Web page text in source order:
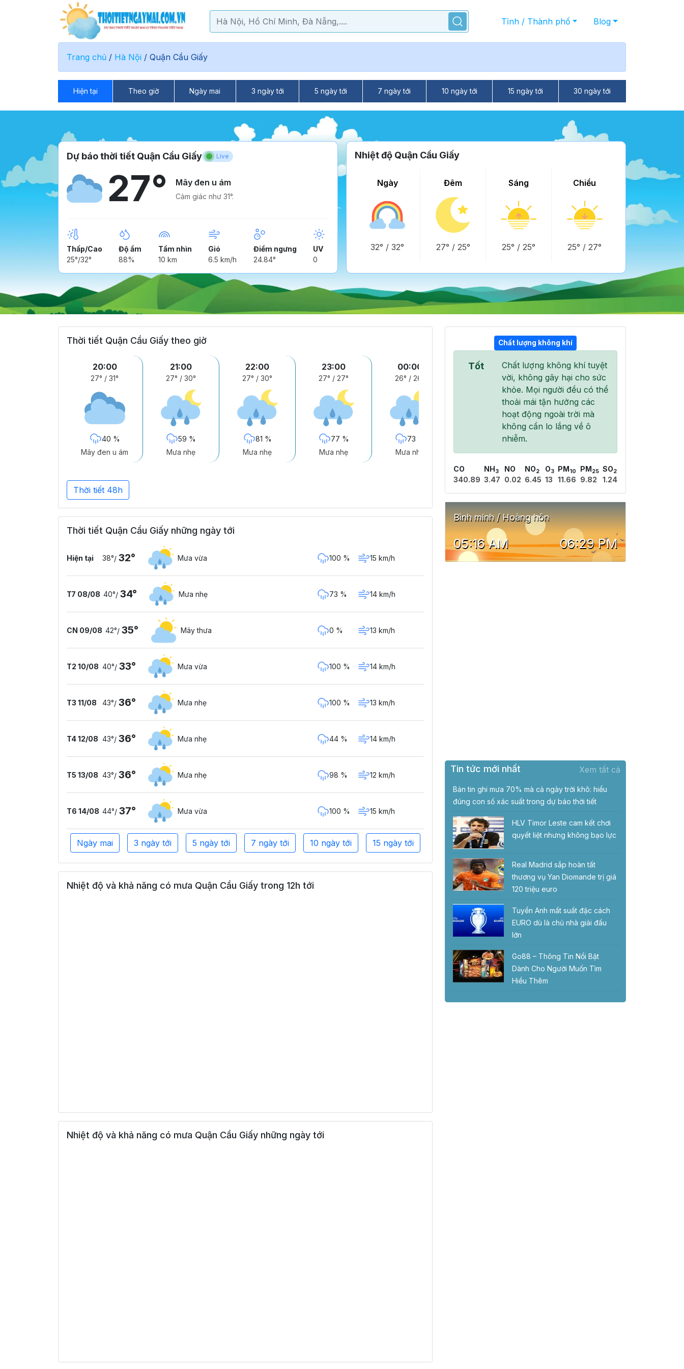
Tỉnh / Thành phố Blog
Trang chủ / Hà Nội / Quận Cầu Giấy
Hiện tại Theo giờ Ngày mai 3 ngày tới 5 ngày tới 7 ngày tới 10 ngày tới 15 ngày tới 30 ngày tới
Dự báo thời tiết Quận Cầu Giấy Live
27° Mây đen u ám
Cảm giác như 31°.
Thấp/Cao
25°/32°
Độ ẩm
88%
Tầm nhìn
10 km
Gió
6.5 km/h
Điểm ngưng
24.84°
UV
0
Nhiệt độ Quận Cầu Giấy
Ngày
32° / 32°
Đêm
27° / 25°
Sáng
25° / 25°
Chiều
25° / 27°
Thời tiết Quận Cầu Giấy theo giờ
20:00
27° / 31°
40 %
Mây đen u ám
21:00
27° / 30°
59 %
Mưa nhẹ
22:00
27° / 30°
81 %
Mưa nhẹ
23:00
27° / 27°
77 %
Mưa nhẹ
00:00
26° / 26°
73 %
Mưa nhẹ
01:00
Mây đen u ám
02:00
26° /26°
Mây cụm
Thời tiết 48h
Thời tiết Quận Cầu Giấy những ngày tới
Hiện tại 38°/ 32° Mưa vừa 100 % 15 km/h
T7 08/08 40°/ 34° Mưa nhẹ 73 % 14 km/h
CN 09/08 42°/ 35° Mây thưa 0 % 13 km/h
T2 10/08 40°/ 33° Mưa vừa 100 % 14 km/h
T3 11/08 43°/ 36° Mưa nhẹ 100 % 13 km/h
T4 12/08 43°/ 36° Mưa nhẹ 44 % 14 km/h
T5 13/08 43°/ 36° Mưa nhẹ 98 % 12 km/h
T6 14/08 44°/ 37° Mưa vừa 100 % 15 km/h
Ngày mai 3 ngày tới 5 ngày tới 7 ngày tới 10 ngày tới 15 ngày tới
Nhiệt độ và khả năng có mưa Quận Cầu Giấy trong 12h tới
Nhiệt độ và khả năng có mưa Quận Cầu Giấy những ngày tới
Chất lượng không khí
Tốt
Chất lượng không khí tuyệt
vời, không gây hại cho sức
khỏe. Mọi người đều có thể
thoải mái tận hưởng các
hoạt động ngoài trời mà
không cần lo lắng về ô
nhiễm.
CO
340.89
NH 3
3.47
NO
0.02
NO2
6.45
O3
13
PM 10
11.66
PM 25
9.82
SO2
1.24
Bình minh / Hoàng hôn
05:16 AM 06:29 PM
Tin tức mới nhất Xem tất cả
Bản tin ghi mưa 70% mà cả ngày trời khô: hiểu
đúng con số xác suất trong dự báo thời tiết
HLV Timor Leste cam kết chơi
quyết liệt nhưng không bạo lực
Real Madrid sắp hoàn tất
thương vụ Yan Diomande trị giá
120 triệu euro
Tuyển Anh mất suất đặc cách
EURO dù là chủ nhà giải đấu
lớn
Go88 – Thông Tin Nổi Bật
Dành Cho Người Muốn Tìm
Hiểu Thêm